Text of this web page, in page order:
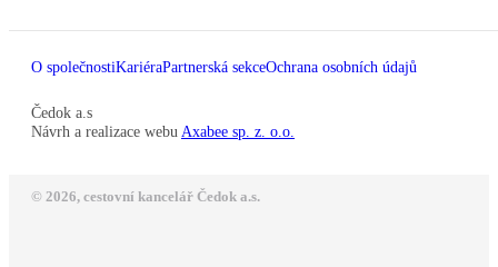
O společnostiKariéraPartnerská sekceOchrana osobních údajů
Čedok a.s
Návrh a realizace webu Axabee sp. z. o.o.
© 2026, cestovní kancelář Čedok a.s.